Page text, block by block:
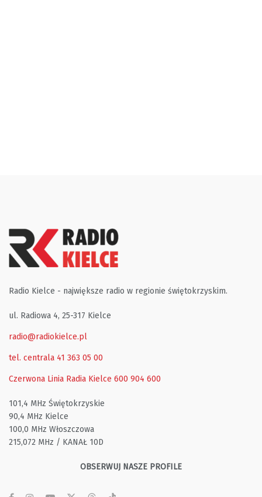
Radio Kielce - największe radio w regionie świętokrzyskim.
ul. Radiowa 4, 25-317 Kielce
radio@radiokielce.pl
tel. centrala 41 363 05 00
Czerwona Linia Radia Kielce 600 904 600
101,4 MHz Świętokrzyskie
90,4 MHz Kielce
100,0 MHz Włoszczowa
215,072 MHz / KANAŁ 10D
OBSERWUJ NASZE PROFILE